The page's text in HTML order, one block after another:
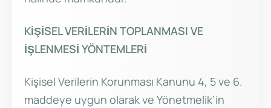
KİŞİSEL VERİLERİN TOPLANMASI VE
İŞLENMESİ YÖNTEMLERİ
Kişisel Verilerin Korunması Kanunu 4, 5 ve 6.
maddeye uygun olarak ve Yönetmelik’in